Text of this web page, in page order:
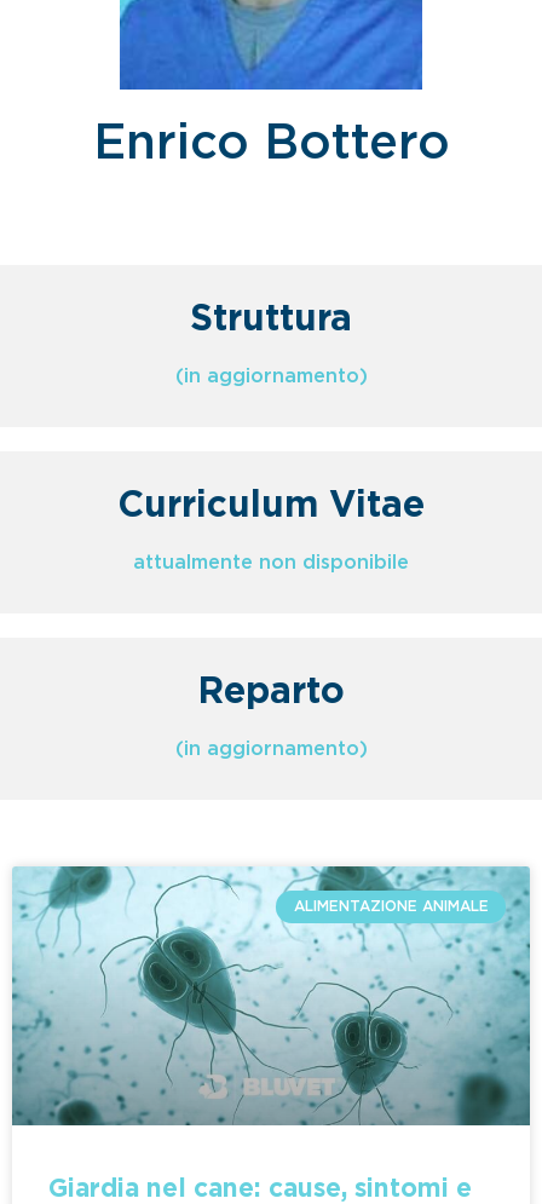
Enrico Bottero
Struttura
(in aggiornamento)
Curriculum Vitae
attualmente non disponibile
Reparto
(in aggiornamento)
ALIMENTAZIONE ANIMALE
Giardia nel cane: cause, sintomi e